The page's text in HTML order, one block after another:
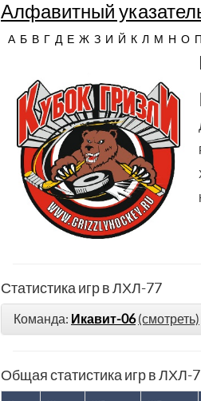
Алфавитный
А Б В Г Д Е Ж З И Й К Л М Н О П
Статистика игр в ЛХЛ-77
Команда: Икавит-06 (смотреть)
Общая статистика игр в ЛХЛ-